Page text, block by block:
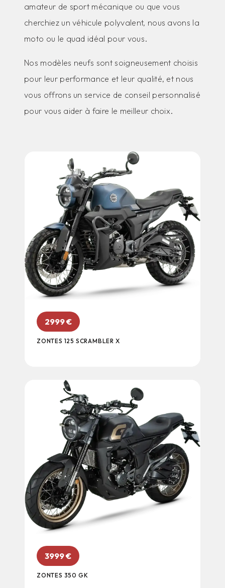
amateur de sport mécanique ou que vous
cherchiez un véhicule polyvalent, nous avons la
moto ou le quad idéal pour vous.
Nos modèles neufs sont soigneusement choisis
pour leur performance et leur qualité, et nous
vous offrons un service de conseil personnalisé
pour vous aider à faire le meilleur choix.
2999€
ZONTES 125 SCRAMBLER X
3999€
ZONTES 350 GK